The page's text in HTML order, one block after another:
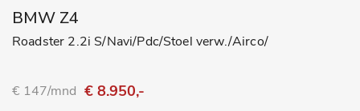
BMW Z4
Roadster 2.2i S/Navi/Pdc/Stoel verw./Airco/
€ 147/mnd € 8.950,-